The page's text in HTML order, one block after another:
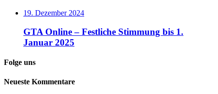
19. Dezember 2024
GTA Online – Festliche Stimmung bis 1.
Januar 2025
Folge uns
Neueste Kommentare